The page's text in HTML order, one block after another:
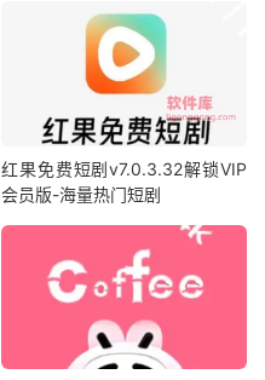
红果免费短剧v7.0.3.32解锁VIP
会员版-海量热门短剧